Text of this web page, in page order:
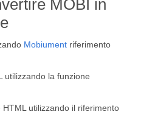
MOBI in
Mobiument riferimento
utilizzando la funzione
utilizzando il riferimento